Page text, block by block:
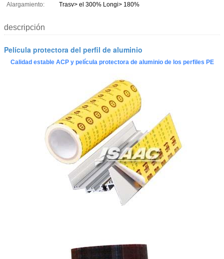
Alargamiento: Trasv> el 300% Longi> 180%
descripción
Película protectora del perfil de aluminio
Calidad estable ACP y película protectora de aluminio de los perfiles PE